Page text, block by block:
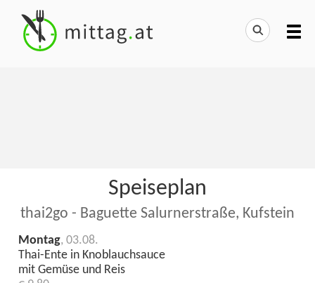
Speiseplan
thai2go - Baguette Salurnerstraße, Kufstein
Montag, 03.08.
Thai-Ente in Knoblauchsauce
mit Gemüse und Reis